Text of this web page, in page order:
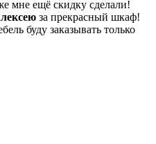
мне ещё скидку сделали!
за прекрасный шкаф!
буду заказывать только